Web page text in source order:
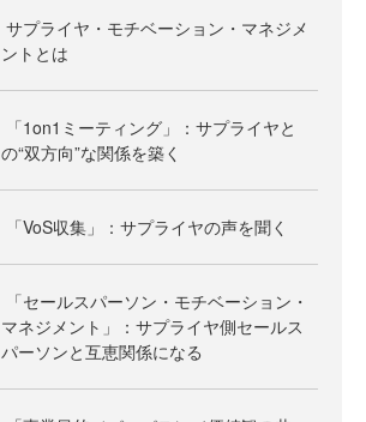
サプライヤ・モチベーション・マネジメ
ントとは
「1on1ミーティング」：サプライヤと
の“双方向”な関係を築く
「VoS収集」：サプライヤの声を聞く
「セールスパーソン・モチベーション・
マネジメント」：サプライヤ側セールス
パーソンと互恵関係になる